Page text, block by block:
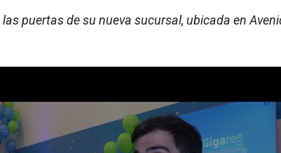
puertas de su nueva sucursal, ubicada en